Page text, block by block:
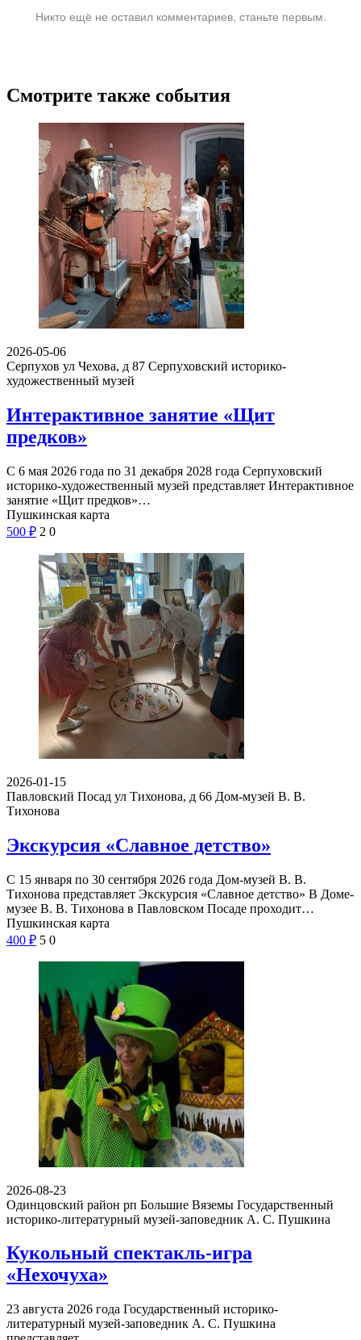
Никто ещё не оставил комментариев, станьте первым.
Смотрите также события
2026-05-06
Серпухов ул Чехова, д 87 Серпуховский историко-
художественный музей
Интерактивное занятие «Щит
предков»
С 6 мая 2026 года по 31 декабря 2028 года Серпуховский
историко-художественный музей представляет Интерактивное
занятие «Щит предков»…
Пушкинская карта
500 ₽ 2 0
2026-01-15
Павловский Посад ул Тихонова, д 66 Дом-музей В. В.
Тихонова
Экскурсия «Славное детство»
С 15 января по 30 сентября 2026 года Дом-музей В. В.
Тихонова представляет Экскурсия «Славное детство» В Доме-
музее В. В. Тихонова в Павловском Посаде проходит…
Пушкинская карта
400 ₽ 5 0
2026-08-23
Одинцовский район рп Большие Вяземы Государственный
историко-литературный музей-заповедник А. С. Пушкина
Кукольный спектакль-игра
«Нехочуха»
23 августа 2026 года Государственный историко-
литературный музей-заповедник А. С. Пушкина